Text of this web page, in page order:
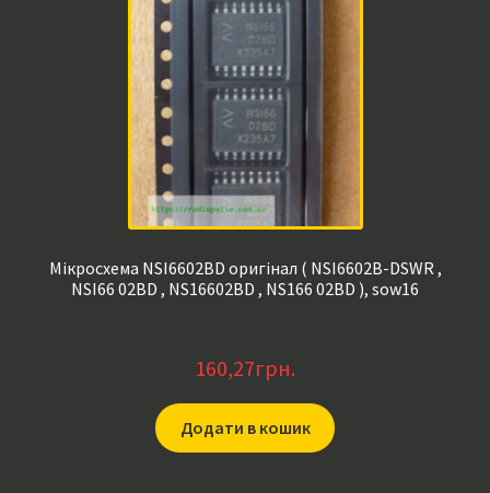
Мікросхема NSI6602BD оригінал ( NSI6602B-DSWR ,
NSI66 02BD , NS16602BD , NS166 02BD ), sow16
160,27грн.
Додати в кошик